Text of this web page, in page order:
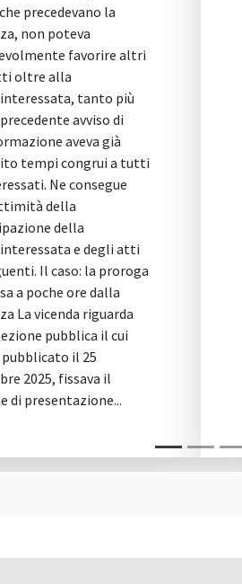
organizzativo. Senza questo
passaggio, il rischio è chiedere
modelli e dati agli operatori
economici senza avere una
struttura interna capace di
formulare i requisiti, valutare le
offerte e controllare le
consegne. 1. Prima della gara
viene l’organizzazione Una
stazione appaltante deve
pubblicare una procedura che
prevede l’uso della gestione
informativa digitale. Il
capitolato informativo è quasi
pronto, la piattaforma è stata
individuata e nel disciplinare
compare la richiesta di
un’offerta di gestio...